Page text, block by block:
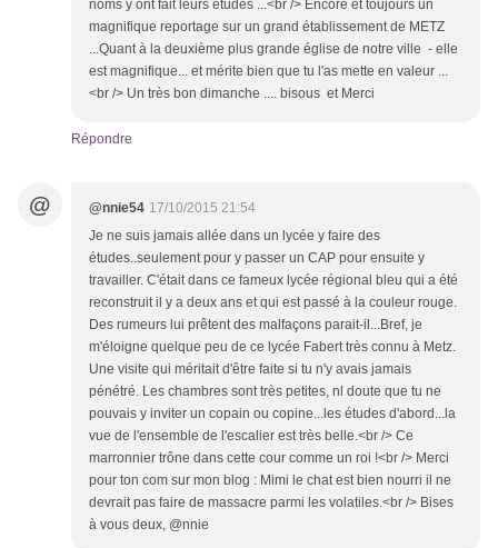
noms y ont fait leurs études ...<br /> Encore et toujours un
magnifique reportage sur un grand établissement de METZ
...Quant à la deuxième plus grande église de notre ville - elle
est magnifique... et mérite bien que tu l'as mette en valeur ...
<br /> Un très bon dimanche .... bisous et Merci
Répondre
@ @nnie54 17/10/2015 21:54
Je ne suis jamais allée dans un lycée y faire des
études..seulement pour y passer un CAP pour ensuite y
travailler. C'était dans ce fameux lycée régional bleu qui a été
reconstruit il y a deux ans et qui est passé à la couleur rouge.
Des rumeurs lui prêtent des malfaçons parait-il...Bref, je
m'éloigne quelque peu de ce lycée Fabert très connu à Metz.
Une visite qui méritait d'être faite si tu n'y avais jamais
pénétré. Les chambres sont très petites, nl doute que tu ne
pouvais y inviter un copain ou copine...les études d'abord...la
vue de l'ensemble de l'escalier est très belle.<br /> Ce
marronnier trône dans cette cour comme un roi !<br /> Merci
pour ton com sur mon blog : Mimi le chat est bien nourri il ne
devrait pas faire de massacre parmi les volatiles.<br /> Bises
à vous deux, @nnie